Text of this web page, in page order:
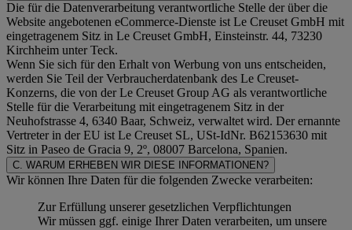
Die für die Datenverarbeitung verantwortliche Stelle der über die
Website angebotenen eCommerce-Dienste ist Le Creuset GmbH mit
eingetragenem Sitz in Le Creuset GmbH, Einsteinstr. 44, 73230
Kirchheim unter Teck.
Wenn Sie sich für den Erhalt von Werbung von uns entscheiden,
werden Sie Teil der Verbraucherdatenbank des Le Creuset-
Konzerns, die von der Le Creuset Group AG als verantwortliche
Stelle für die Verarbeitung mit eingetragenem Sitz in der
Neuhofstrasse 4, 6340 Baar, Schweiz, verwaltet wird. Der ernannte
Vertreter in der EU ist Le Creuset SL, USt-IdNr. B62153630 mit
Sitz in Paseo de Gracia 9, 2º, 08007 Barcelona, Spanien.
C. WARUM ERHEBEN WIR DIESE INFORMATIONEN?
Wir können Ihre Daten für die folgenden Zwecke verarbeiten:
Zur Erfüllung unserer gesetzlichen Verpflichtungen
Wir müssen ggf. einige Ihrer Daten verarbeiten, um unsere